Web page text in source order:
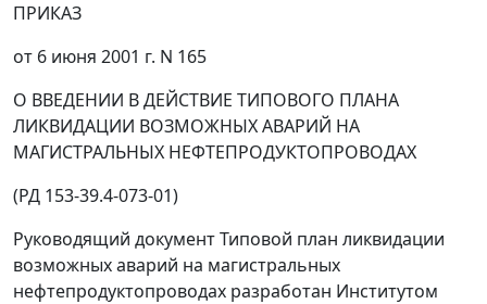
ПРИКАЗ
от 6 июня 2001 г. N 165
О ВВЕДЕНИИ В ДЕЙСТВИЕ ТИПОВОГО ПЛАНА
ЛИКВИДАЦИИ ВОЗМОЖНЫХ АВАРИЙ НА
МАГИСТРАЛЬНЫХ НЕФТЕПРОДУКТОПРОВОДАХ
(РД 153-39.4-073-01)
Руководящий документ Типовой план ликвидации
возможных аварий на магистральных
нефтепродуктопроводах разработан Институтом